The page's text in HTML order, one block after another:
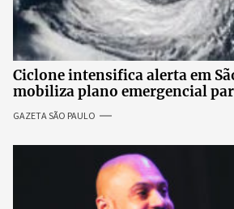
Ciclone intensifica alerta em
mobiliza plano emergencial
impactos no fornecimento de
GAZETA SÃO PAULO